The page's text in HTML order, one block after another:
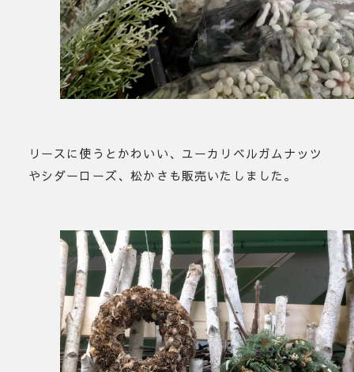
リースに使うとかわいい、ユーカリベルガムナッツ
やシダーローズ、松かさも販売いたしました。